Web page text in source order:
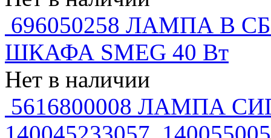
696050258 ЛАМПА В
ШКАФА SMEG 40 Вт
Нет в наличии
5616800008 ЛАМПА